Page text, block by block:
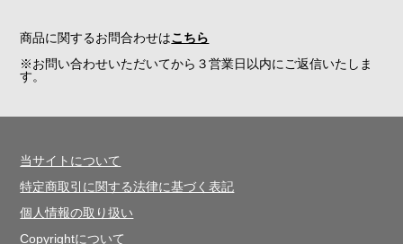
商品に関するお問合わせはこちら
※お問い合わせいただいてから３営業日以内にご返信いたしま
す。
当サイトについて
特定商取引に関する法律に基づく表記
個人情報の取り扱い
Copyrightについて